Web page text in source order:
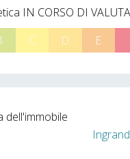
IN CORSO DI
C D E
dell'immobile